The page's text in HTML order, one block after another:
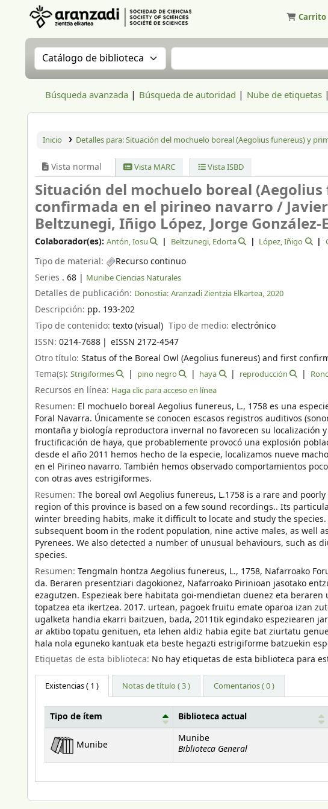
Carrito
Buscar en el catálogo por:Buscar en el catálogo
Búsqueda avanzada Búsqueda de autoridad Nube de etiquetas
Inicio Detalles para:Situación del mochuelo boreal (Aegolius funereus) y
Vista normal Vista MARC Vista ISBD
Situación del mochuelo boreal
confirmada en el pirineo navarro /
Beltzunegi, Iñigo López, Jorge González-
Colaborador(es): Antón, Iosu Beltzunegi, Edorta López, Iñigo
Tipo de material:
Recurso continuo
Series . 68 | Munibe Ciencias Naturales
Detalles de publicación: Donostia: Aranzadi Zientzia Elkartea, 2020
Descripción: pp. 193-202
Tipo de contenido: texto (visual) Tipo de medio:electrónico
ISSN: 0214-7688
eISSN 2172-4547
Otro título: Status of the Boreal Owl (Aegolius funereus) and first
Tema(s): Strigiformes pino negro haya reproducción
Recursos en línea: Haga clic para acceso en línea
Resumen: El mochuelo boreal Aegolius funereus, L., 1758 es una
Foral Navarra. Únicamente se conocen escasos registros auditivos
montaña y biología reproductora invernal no favorecen su localización
fructificación de haya, que probablemente provocó una explosión
desde el año 2011 hemos hecho de la especie, localizamos nueve
en el Pirineo navarro. También hemos observado comportamientos
con otras aves estrigiformes.
Resumen: The boreal owl Aegolius funereus, L.1758 is a rare and
region of this province is based on a few sound recordings.. Its
winter breeding habits, make it difficult to locate and study the
subsequent boom in the rodent population, nine active males, as well
Pyrenees. We also detected a number of unusual behaviours, such
species.
Resumen: Tengmaln hontza Aegolius funereus, L., 1758, Nafarroako
da. Beraren presentziari dagokionez, Nafarroako Pirinioan jasotako
ezagutzen. Espezieak bere habitata goi-mendietan duenez eta
topatzea eta ikertzea. 2017. urtean, pagoek fruitu emate oparoa izan
ugalketa handia ekarri baitzuen, bada, 2011tik egindako espeziearen
ar aktibo topatu genituen, eta lehen aldiz habia egite bat ziurtatu
hala nola eguneko kantuak eta beste hegazti estrigiforme batzuekin
Etiquetas de esta biblioteca: No hay etiquetas de esta biblioteca para
Existencias( 1 ) Notas de título ( 3 ) Comentarios ( 0 )
Existencias
Tipo de ítem Biblioteca actual
Munibe
Munibe
Biblioteca General